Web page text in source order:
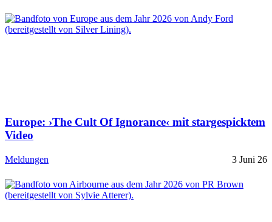
Europe: ›The Cult Of Ignorance‹ mit stargespicktem
Video
Meldungen 3 Juni 26